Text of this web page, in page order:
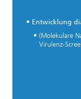
Entwicklung
(Molekulare
Virulenz-